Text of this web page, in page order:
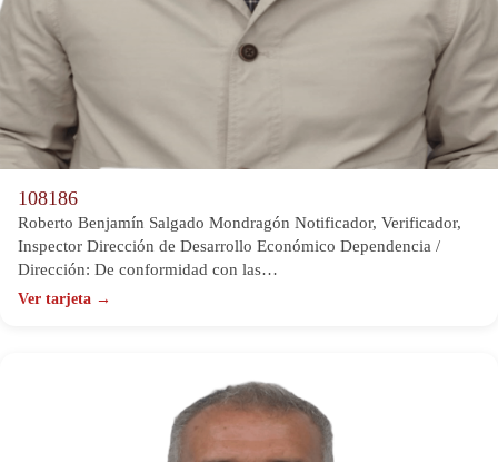
108186
Roberto Benjamín Salgado Mondragón Notificador, Verificador,
Inspector Dirección de Desarrollo Económico Dependencia /
Dirección: De conformidad con las…
Ver tarjeta →